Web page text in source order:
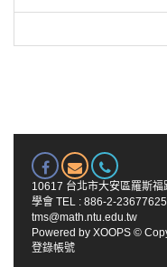
10617 台北市大安區羅斯
學會 TEL : 886-2-
tms@math.ntu.edu.tw
Powered by XOOPS ©
登錄帳號